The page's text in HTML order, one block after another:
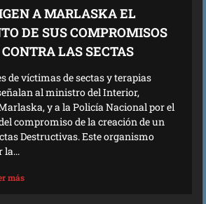
A MARLASKA EL
DE SUS COMPROMISOS
LAS SECTAS
de víctimas de sectas y terapias
al ministro del Interior,
y a la Policía Nacional por el
compromiso de la creación de un
Destructivas. Este organismo
la...
más